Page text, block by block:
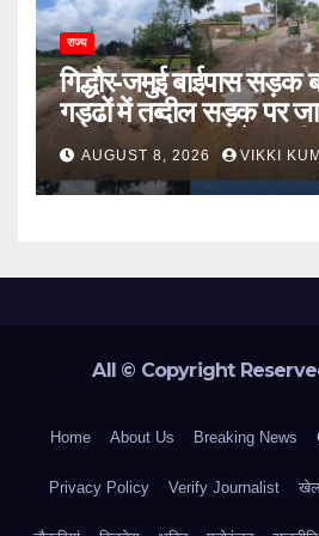
राज्य
गिद्धौर-जमुई बाईपास सड़क
गड्ढों में तब्दील सड़क पर
डालकर सफर कर रहे
AUGUST 8, 2026 VIKKI
All © Copyright
Home About Us Breaking News
Privacy Policy Verify Journalist